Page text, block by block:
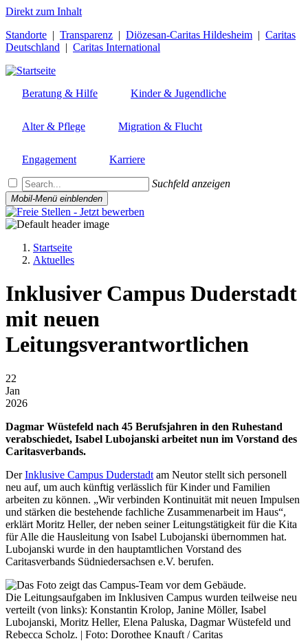
Direkt zum Inhalt
Standorte | Transparenz | Diözesan-Caritas Hildesheim | Caritas
Deutschland | Caritas International
Beratung & Hilfe Kinder & Jugendliche
Alter & Pflege Migration & Flucht
Engagement Karriere
Suchfeld anzeigen
Mobil-Menü einblenden
Pfadnavigation
Startseite
Aktuelles
Inklusiver Campus Duderstadt
mit neuen
Leitungsverantwortlichen
22
Jan
2026
Dagmar Wüstefeld nach 45 Berufsjahren in den Ruhestand
verabschiedet, Isabel Lubojanski arbeitet nun im Vorstand des
Caritasverbands.
DerInklusive Campus Duderstadt am Neutor stellt sich personell
neu auf, um auch künftig verlässlich für Kinder und Familien
arbeiten zu können. „Wir verbinden Kontinuität mit neuen Impulsen
und stärken die bestehende fachliche Zusammenarbeit im Haus“,
erklärt Moritz Heller, der neben seiner Leitungstätigkeit für die Kita
für Alle die Hausleitung von Isabel Lubojanski übernommen hat.
Lubojanski wurde in den hauptamtlichen Vorstand des
Caritasverbands Südniedersachsen e.V. berufen.
Die Leitungsaufgaben im Inklusiven Campus wurden teilweise neu
verteilt (von links): Konstantin Krolop, Janine Möller, Isabel
Lubojanski, Moritz Heller, Elena Paluska, Dagmar Wüstefeld und
Rebecca Scholz. | Foto: Dorothee Knauft / Caritas